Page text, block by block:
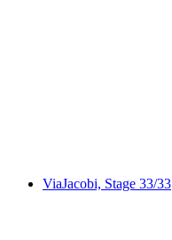
ViaJacobi, Stage 33/33